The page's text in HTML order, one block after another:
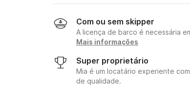
Com ou sem skipper
A licença de barco é necessária
Mais informações
Super proprietário
Mia é um locatário experiente
de qualidade.